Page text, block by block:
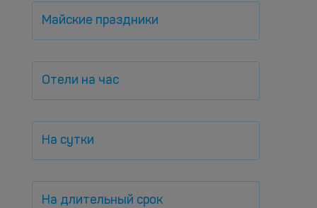
Майские праздники
Отели на час
На сутки
На длительный срок